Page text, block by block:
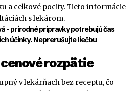
a celkové pocity. Tieto informácie
s lekárom.
– prírodné prípravky potrebujú čas
účinky. Neprerušujte liečbu
rozpätie
v lekárňach bez receptu, čo